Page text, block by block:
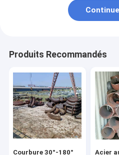
Produits Recommandés
Courbure 30°-180° Acier